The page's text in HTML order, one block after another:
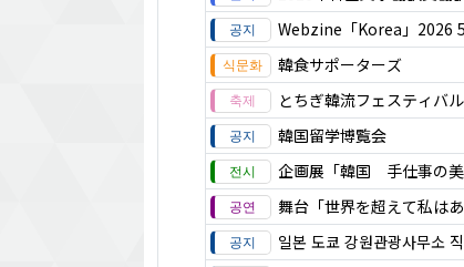
Webzine「Korea」2026
韓食サポーターズ
とちぎ韓流フェスティバ
韓国留学博覧会
企画展「韓国 手仕事の
舞台「世界を超えて私は
일본 도쿄 강원관광사무소